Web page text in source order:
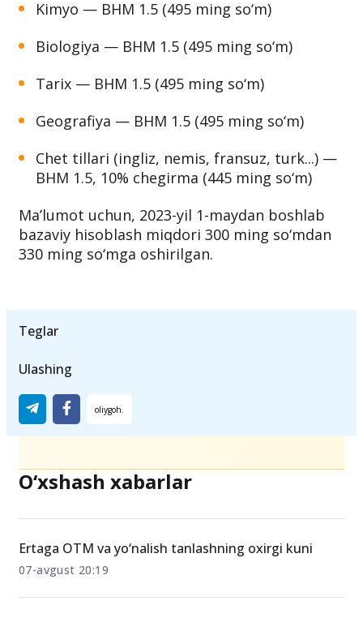
Geografiya — BHM 1.5 (495 ming so‘m)
Chet tillari (ingliz, nemis, fransuz, turk...) —
BHM 1.5, 10% chegirma (445 ming so‘m)
Ulashing
O‘xshash xabarlar
Ertaga OTM va yo‘nalish tanlashning oxirgi kuni